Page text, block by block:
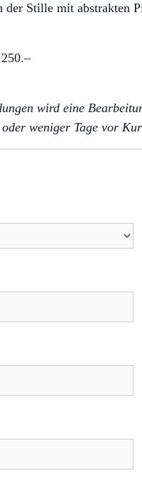
Stille mit abstrakten
wird eine
weniger Tage vor